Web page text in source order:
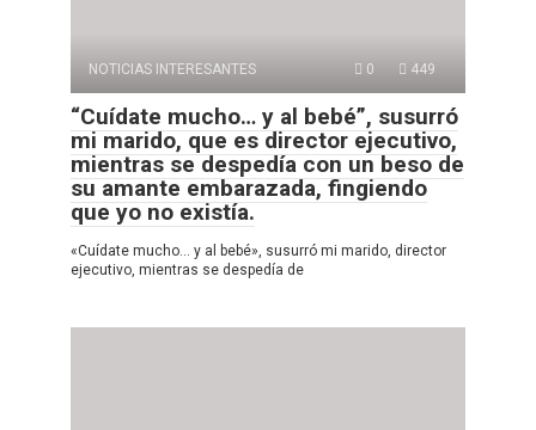
NOTICIAS INTERESANTES 0 449
“Cuídate mucho… y al bebé”, susurró
mi marido, que es director ejecutivo,
mientras se despedía con un beso de
su amante embarazada, fingiendo
que yo no existía.
«Cuídate mucho… y al bebé», susurró mi marido, director
ejecutivo, mientras se despedía de